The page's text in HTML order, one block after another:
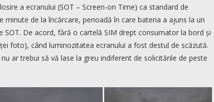
a ecranului (SOT – Screen-on Time) ca standard de
de la încărcare, perioadă în care bateria a ajuns la un
De acord, fără o cartelă SIM drept consumator la bord și
foto), când luminozitatea ecranului a fost destul de scăzută.
ar trebui să vă lase la greu indiferent de solicitările de peste